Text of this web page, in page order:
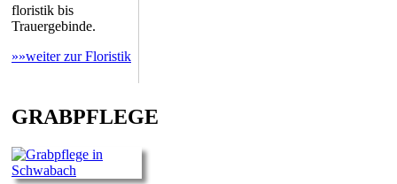
floristik bis
Trauergebinde.
»»weiter zur Floristik
GRABPFLEGE